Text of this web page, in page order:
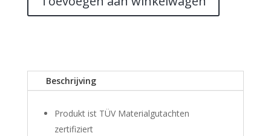
CIVIC
V
Beschrijving
Produkt ist TÜV Materialgutachten
zertifiziert